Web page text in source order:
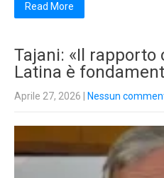
Read More
Tajani: «Il rapporto
Latina è
Aprile 27, 2026 Nessun